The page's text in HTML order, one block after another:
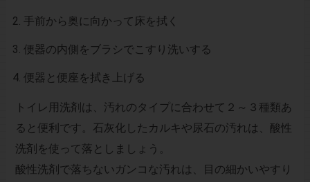
手前から奥に向かって床を拭く
便器の内側をブラシでこすり洗いする
便器と便座を拭き上げる
トイレ用洗剤は、汚れのタイプに合わせて２～３種類あ
ると便利です。石灰化したカルキや尿石の汚れは、酸性
洗剤を使って落としましょう。
酸性洗剤で落ちないガンコな汚れは、目の細かいやすり